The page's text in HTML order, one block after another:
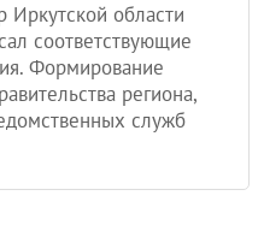
Иркутской области
соответствующие
Формирование
региона,
служб